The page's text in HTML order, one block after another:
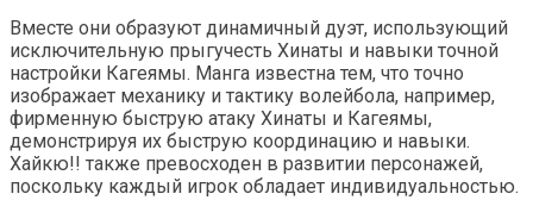
Вместе они образуют динамичный дуэт, использующий
исключительную прыгучесть Хинаты и навыки точной
настройки Кагеямы. Манга известна тем, что точно
изображает механику и тактику волейбола, например,
фирменную быструю атаку Хинаты и Кагеямы,
демонстрируя их быструю координацию и навыки.
Хайкю!! также превосходен в развитии персонажей,
поскольку каждый игрок обладает индивидуальностью.